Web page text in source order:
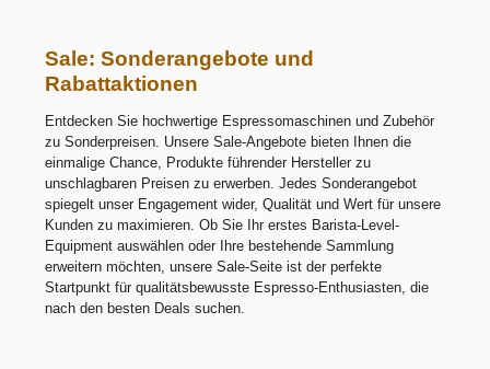
Sale: Sonderangebote und
Rabattaktionen
Entdecken Sie hochwertige Espressomaschinen und Zubehör
zu Sonderpreisen. Unsere Sale-Angebote bieten Ihnen die
einmalige Chance, Produkte führender Hersteller zu
unschlagbaren Preisen zu erwerben. Jedes Sonderangebot
spiegelt unser Engagement wider, Qualität und Wert für unsere
Kunden zu maximieren. Ob Sie Ihr erstes Barista-Level-
Equipment auswählen oder Ihre bestehende Sammlung
erweitern möchten, unsere Sale-Seite ist der perfekte
Startpunkt für qualitätsbewusste Espresso-Enthusiasten, die
nach den besten Deals suchen.